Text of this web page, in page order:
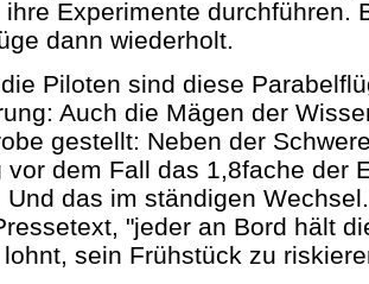
ihre Experimente durchführen.
dann wiederholt.
Piloten sind diese
Auch die Mägen der
gestellt: Neben der
vor dem Fall das 1,8fache der
Und das im ständigen
"jeder an Bord hält
sein Frühstück zu